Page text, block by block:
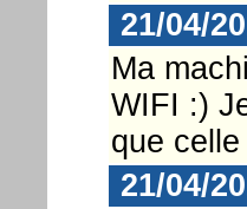
21/04/
Ma
WIFI :)
que celle
21/04/